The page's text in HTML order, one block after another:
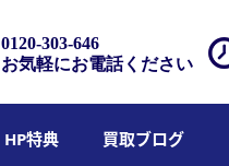
0120-303-646
お気軽にお電話ください
HP特典 買取ブログ